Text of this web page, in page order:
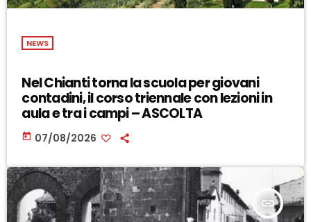
NEWS
Nel Chianti torna la scuola per giovani
contadini, il corso triennale con lezioni in
aula e tra i campi – ASCOLTA
today 07/08/2026
insert_link